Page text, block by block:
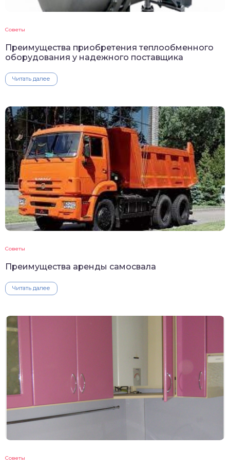
Советы
Преимущества приобретения теплообменного
оборудования у надежного поставщика
Читать далее
Советы
Преимущества аренды самосвала
Читать далее
Советы